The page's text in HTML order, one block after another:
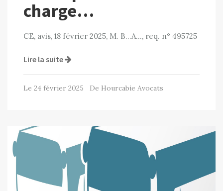
charge…
CE, avis, 18 février 2025, M. B…A…, req. n° 495725
Lire la suite
Le 24 février 2025 De Hourcabie Avocats